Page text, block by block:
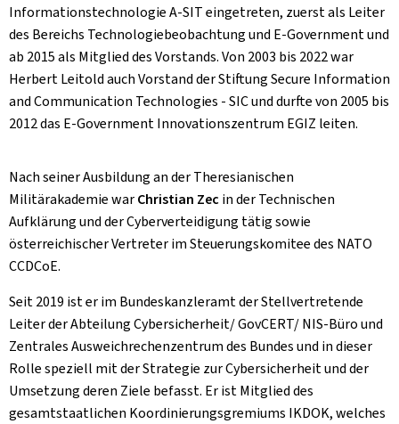
Informationstechnologie A-SIT eingetreten, zuerst als Leiter
des Bereichs Technologiebeobachtung und E-Government und
ab 2015 als Mitglied des Vorstands. Von 2003 bis 2022 war
Herbert Leitold auch Vorstand der Stiftung Secure Information
and Communication Technologies - SIC und durfte von 2005 bis
2012 das E-Government Innovationszentrum EGIZ leiten.
Nach seiner Ausbildung an der Theresianischen
Militärakademie warChristian Zec in der Technischen
Aufklärung und der Cyberverteidigung tätig sowie
österreichischer Vertreter im Steuerungskomitee des NATO
CCDCoE.
Seit 2019 ist er im Bundeskanzleramt der Stellvertretende
Leiter der Abteilung Cybersicherheit/ GovCERT/ NIS-Büro und
Zentrales Ausweichrechenzentrum des Bundes und in dieser
Rolle speziell mit der Strategie zur Cybersicherheit und der
Umsetzung deren Ziele befasst. Er ist Mitglied des
gesamtstaatlichen Koordinierungsgremiums IKDOK, welches